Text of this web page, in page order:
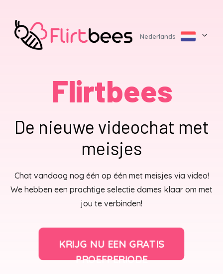
Nederlands
Flirtbees
De nieuwe videochat met
meisjes
Chat vandaag nog één op één met meisjes via video!
We hebben een prachtige selectie dames klaar om met
jou te verbinden!
KRIJG NU EEN GRATIS
PROEFPERIODE